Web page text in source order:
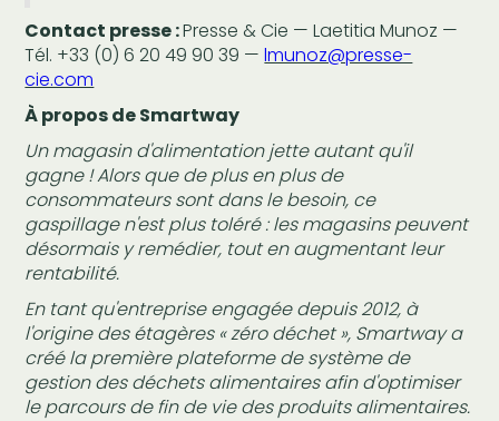
Contact presse :Presse & Cie — Laetitia Munoz —
Tél. +33 (0) 6 20 49 90 39 —lmunoz@presse-
cie.com
À propos de Smartway
Un magasin d'alimentation jette autant qu'il
gagne ! Alors que de plus en plus de
consommateurs sont dans le besoin, ce
gaspillage n'est plus toléré : les magasins peuvent
désormais y remédier, tout en augmentant leur
rentabilité.
En tant qu'entreprise engagée depuis 2012, à
l'origine des étagères « zéro déchet », Smartway a
créé la première plateforme de système de
gestion des déchets alimentaires afin d'optimiser
le parcours de fin de vie des produits alimentaires.